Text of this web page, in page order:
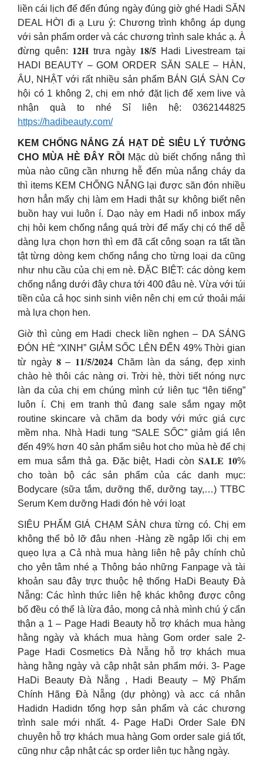
liền cái lịch đế đến đúng ngày đúng giờ ghé Hadi SĂN
DEAL HỜI đi ạ Lưu ý: Chương trình không áp dụng
với sản phẩm order và các chương trình sale khác ạ. À
đừng quên: 𝟏𝟐𝐇 trưa ngày 𝟏𝟖/𝟓 Hadi Livestream tại
HADI BEAUTY – GOM ORDER SĂN SALE – HÀN,
ÂU, NHẬT với rất nhiều sản phẩm BÁN GIÁ SÀN Cơ
hội có 1 không 2, chị em nhớ đặt lịch để xem live và
nhận quà to nhé Sỉ liên hệ: 0362144825
https://hadibeauty.com/
KEM CHỐNG NẮNG ZÁ HẠT DẺ SIÊU LÝ TƯỞNG
CHO MÙA HÈ ĐÂY RỒI
Mặc dù biết chống nắng thì
mùa nào cũng cần nhưng hễ đến mùa nắng cháy da
thì items KEM CHỐNG NẮNG lại được săn đón nhiều
hơn hẳn mấy chị làm em Hadi thật sự không biết nên
buồn hay vui luôn í. Dạo này em Hadi nổ inbox mấy
chị hỏi kem chống nắng quá trời để mấy chị có thể dễ
dàng lựa chọn hơn thì em đã cất công soạn ra tất tần
tật từng dòng kem chống nắng cho từng loại da cũng
như nhu cầu của chị em nè. ĐẶC BIỆT: các dòng kem
chống nắng dưới đây chưa tới 400 đâu nè. Vừa với túi
tiền của cả học sinh sinh viên nên chị em cứ thoải mái
mà lựa chọn hen.
Giờ thì cùng em Hadi check liền nghen – DA SÁNG
ĐÓN HÈ “XINH” GIẢM SỐC LÊN ĐẾN 49% Thời gian
từ ngày 𝟖 – 𝟏𝟏/𝟓/𝟐𝟎𝟐𝟒 Chăm làn da sáng, đẹp xinh
chào hè thôi các nàng ơi. Trời hè, thời tiết nóng nực
làn da của chị em chúng mình cứ liên tục “lên tiếng”
luôn í. Chị em tranh thủ đang sale sắm ngay một
routine skincare và chăm da body với mức giá cực
mềm nha. Nhà Hadi tung “SALE SỐC” giảm giá lên
đến 49% hơn 40 sản phẩm siêu hot cho mùa hè để chị
em mua sắm thả ga. Đặc biệt, Hadi còn 𝐒𝐀𝐋𝐄 𝟏𝟎%
cho toàn bộ các sản phẩm của các danh mục:
Bodycare (sữa tắm, dưỡng thể, dưỡng tay,…) TTBC
Serum Kem dưỡng Hadi đón hè với loạt
SIÊU PHẨM GIÁ CHẠM SÀN chưa từng có. Chị em
không thể bỏ lỡ đâu nhen -Hàng zề ngập lối chị em
quẹo lựa ạ Cả nhà mua hàng liên hệ pây chính chủ
cho yên tâm nhé ạ Thông báo những Fanpage và tài
khoản sau đây trực thuộc hệ thống HaDi Beauty Đà
Nẵng: Các hình thức liên hệ khác không được công
bố đều có thể là lừa đảo, mong cả nhà mình chú ý cẩn
thận ạ 1 – Page Hadi Beauty hỗ trợ khách mua hàng
hằng ngày và khách mua hàng Gom order sale 2-
Page Hadi Cosmetics Đà Nẵng hỗ trợ khách mua
hàng hằng ngày và cập nhật sản phẩm mới. 3- Page
HaDi Beauty Đà Nẵng , Hadi Beauty – Mỹ Phẩm
Chính Hãng Đà Nẵng (dự phòng) và acc cá nhân
Hadidn Hadidn tổng hợp sản phẩm và các chương
trình sale mới nhất. 4- Page HaDi Order Sale ĐN
chuyên hỗ trợ khách mua hàng Gom order sale giá tốt,
cũng như cập nhật các sp order liên tục hằng ngày.